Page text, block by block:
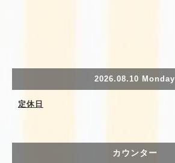
2026.08.10 Monday
定休日
カウンター